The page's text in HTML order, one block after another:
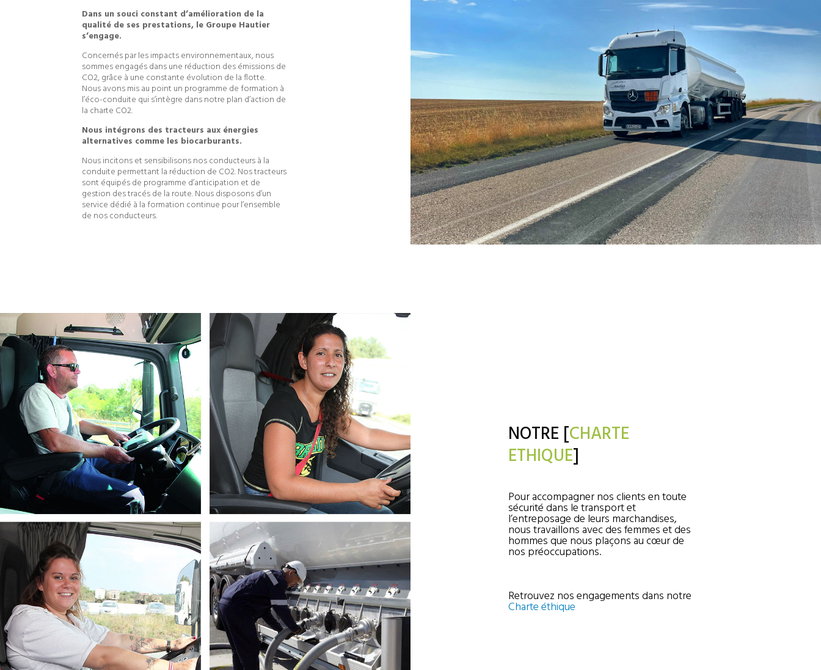
Dans un souci constant d’amélioration de la
qualité de ses prestations, le Groupe Hautier
s’engage.
Concernés par les impacts environnementaux, nous
sommes engagés dans une réduction des émissions de
CO2, grâce à une constante évolution de la flotte.
Nous avons mis au point un programme de formation à
l’éco-conduite qui s’intègre dans notre plan d’action de
la charte CO2.
Nous intégrons des tracteurs aux énergies
alternatives comme les biocarburants.
Nous incitons et sensibilisons nos conducteurs à la
conduite permettant la réduction de CO2. Nos tracteurs
sont équipés de programme d’anticipation et de
gestion des tracés de la route. Nous disposons d’un
service dédié à la formation continue pour l’ensemble
de nos conducteurs.
NOTRE [CHARTE
ETHIQUE]
Pour accompagner nos clients en toute
sécurité dans le transport et
l’entreposage de leurs marchandises,
nous travaillons avec des femmes et des
hommes que nous plaçons au cœur de
nos préoccupations.
Retrouvez nos engagements dans notre
Charte éthique